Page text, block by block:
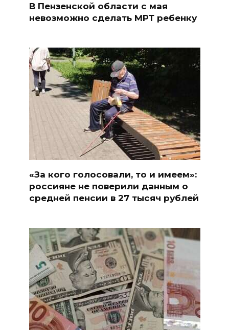
В Пензенской области с мая
невозможно сделать МРТ ребенку
«За кого голосовали, то и имеем»:
россияне не поверили данным о
средней пенсии в 27 тысяч рублей